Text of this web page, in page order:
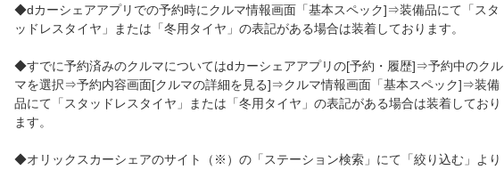
◆dカーシェアアプリでの予約時にクルマ情報画面「基本スペック]⇒装備品にて「スタ
ッドレスタイヤ」または「冬用タイヤ」の表記がある場合は装着しております。
◆すでに予約済みのクルマについてはdカーシェアアプリの[予約・履歴]⇒予約中のクル
マを選択⇒予約内容画面[クルマの詳細を見る]⇒クルマ情報画面「基本スペック]⇒装備
品にて「スタッドレスタイヤ」または「冬用タイヤ」の表記がある場合は装着しており
ます。
◆オリックスカーシェアのサイト（※）の「ステーション検索」にて「絞り込む」より